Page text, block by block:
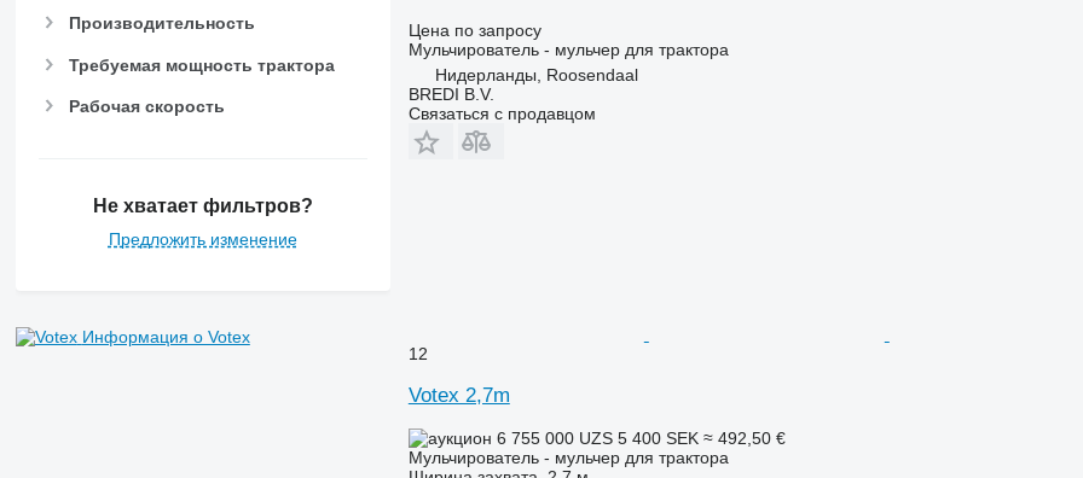
Производительность
Требуемая мощность трактора
Рабочая скорость
Не хватает фильтров?
Предложить изменение
Информация о Votex
Цена по запросу
Мульчирователь - мульчер для трактора
Нидерланды, Roosendaal
BREDI B.V.
Связаться с продавцом
12
Votex 2,7m
6 755 000 UZS 5 400 SEK ≈ 492,50 €
Мульчирователь - мульчер для трактора